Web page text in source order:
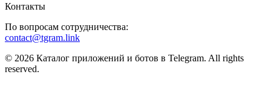
Контакты
По вопросам сотрудничества:
contact@tgram.link
© 2026 Каталог приложений и ботов в Telegram. All rights
reserved.